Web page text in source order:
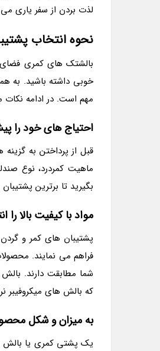
لذت بردن از سفر یاری می
نحوه انتخاب
بالشتک های کمری فضای
خوبی داشته باشید. به
مهم است. در ادامه نکات
احتیاج های خود را
قبل از پرداختن به
ماهیت کمردرد، نوع
بگیرید تا برترین
مواد با کیفیت بالا را
پشتیبان های کمر و
فراهم می نمایند.
شما مطابقت دارند.
که بالش های میکروفیبر
به میزان و شکل
یک پشتی کمری یا بالش